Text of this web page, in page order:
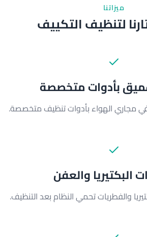
ميزاتنا
لتنظيف التكييف
بأدوات متخصصة
مجاري الهواء بأدوات تنظيف متخصصة.
البكتيريا والعفن
والفطريات تحمي النظام بعد التنظيف.